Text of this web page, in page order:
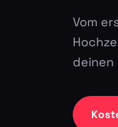
Vom
deinen